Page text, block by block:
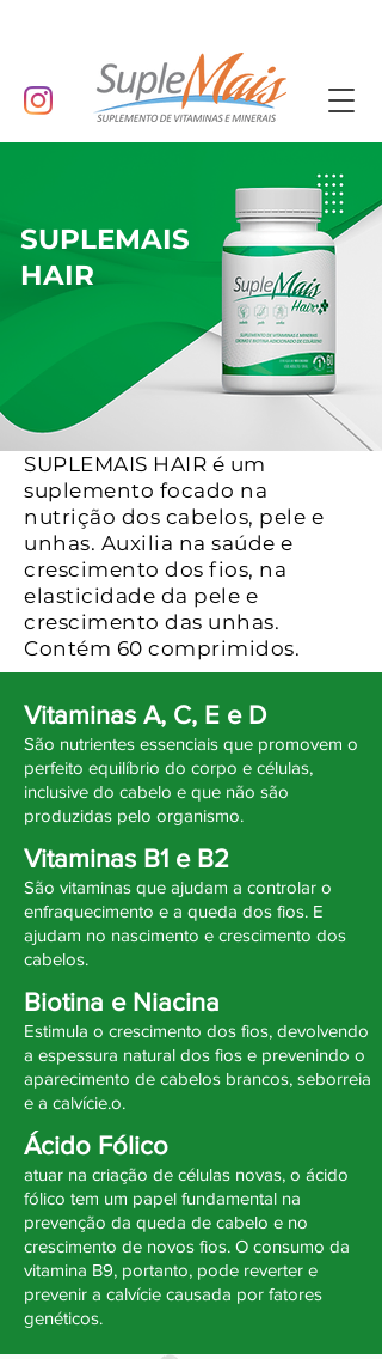
SUPLEMAIS
HAIR
SUPLEMAIS HAIR é um
suplemento focado na
nutrição dos cabelos, pele e
unhas. Auxilia na saúde e
crescimento dos fios, na
elasticidade da pele e
crescimento das unhas.
Contém 60 comprimidos.
Vitaminas A, C, E e D
São nutrientes essenciais que promovem o
perfeito equilíbrio do corpo e células,
inclusive do cabelo e que não são
produzidas pelo organismo.
Vitaminas B1 e B2
São vitaminas que ajudam a controlar o
enfraquecimento e a queda dos fios. E
ajudam no nascimento e crescimento dos
cabelos.
Biotina e Niacina
Estimula o crescimento dos fios, devolvendo
a espessura natural dos fios e prevenindo o
aparecimento de cabelos brancos, seborreia
e a calvície.o.
Ácido Fólico
atuar na criação de células novas, o ácido
fólico tem um papel fundamental na
prevenção da queda de cabelo e no
crescimento de novos fios. O consumo da
vitamina B9, portanto, pode reverter e
prevenir a calvície causada por fatores
genéticos.